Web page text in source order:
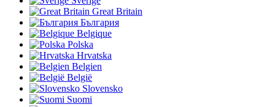
Great Britain
България
Belgique
Polska
Hrvatska
Belgien
België
Slovensko
Suomi